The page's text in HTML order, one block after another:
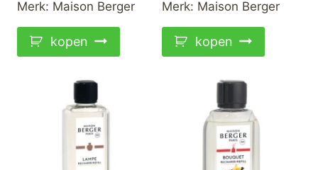
Merk: Maison Berger
kopen
Merk: Maison Berger
kopen